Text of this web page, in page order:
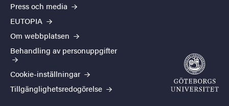
Press och media
EUTOPIA
Om webbplatsen
Behandling av personuppgifter
Cookie-inställningar
Tillgänglighetsredogörelse